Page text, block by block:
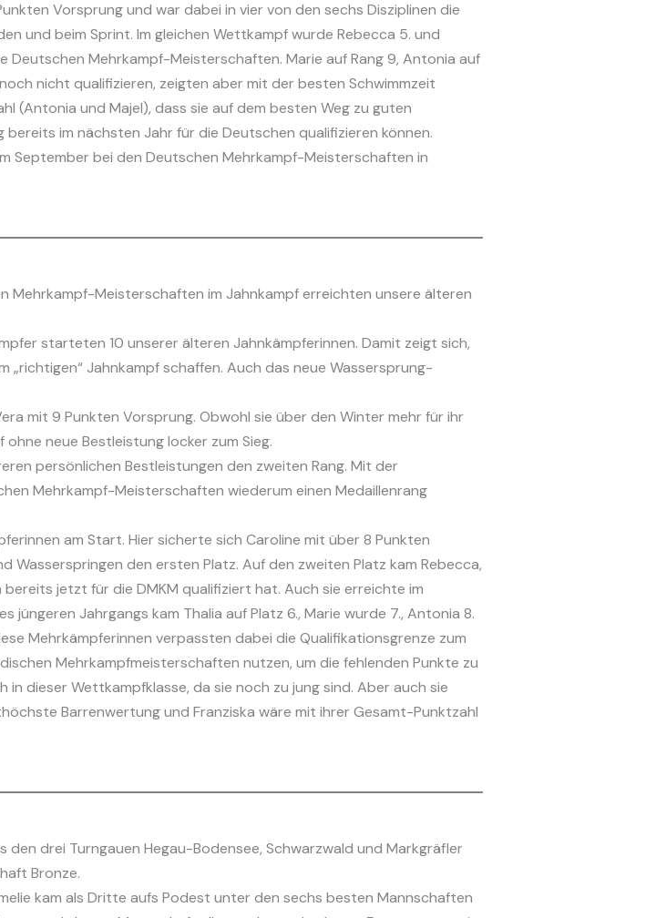
Vorsprung und war dabei in vier von den sechs Disziplinen die
und beim Sprint. Im gleichen Wettkampf wurde Rebecca 5. und
Mehrkampf-Meisterschaften. Marie auf Rang 9, Antonia auf
nicht qualifizieren, zeigten aber mit der besten Schwimmzeit
und Majel), dass sie auf dem besten Weg zu guten
im nächsten Jahr für die Deutschen qualifizieren können.
September bei den Deutschen Mehrkampf-Meisterschaften in
Mehrkampf-Meisterschaften im Jahnkampf erreichten unsere älteren
starteten 10 unserer älteren Jahnkämpferinnen. Damit zeigt sich,
„richtigen“ Jahnkampf schaffen. Auch das neue Wassersprung-
mit 9 Punkten Vorsprung. Obwohl sie über den Winter mehr für ihr
neue Bestleistung locker zum Sieg.
persönlichen Bestleistungen den zweiten Rang. Mit der
Mehrkampf-Meisterschaften wiederum einen Medaillenrang
am Start. Hier sicherte sich Caroline mit über 8 Punkten
Wasserspringen den ersten Platz. Auf den zweiten Platz kam Rebecca,
jetzt für die DMKM qualifiziert hat. Auch sie erreichte im
jüngeren Jahrgangs kam Thalia auf Platz 6., Marie wurde 7., Antonia 8.
Mehrkämpferinnen verpassten dabei die Qualifikationsgrenze zum
Mehrkampfmeisterschaften nutzen, um die fehlenden Punkte zu
dieser Wettkampfklasse, da sie noch zu jung sind. Aber auch sie
Barrenwertung und Franziska wäre mit ihrer Gesamt-Punktzahl
drei Turngauen Hegau-Bodensee, Schwarzwald und Markgräfler
Bronze.
kam als Dritte aufs Podest unter den sechs besten Mannschaften